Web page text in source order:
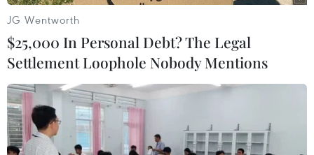
#phóng hỏa
#bắt giữ
#tội phạm Vĩnh Long
Theo dõi VietnamPlus
JG Wentworth
$25,000 In Personal Debt? The Legal
Settlement Loophole Nobody Mentions